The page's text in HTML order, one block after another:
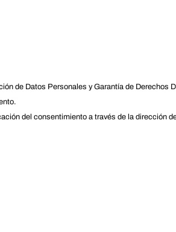
de Datos Personales y Garantía de Derechos
del consentimiento a través de la dirección